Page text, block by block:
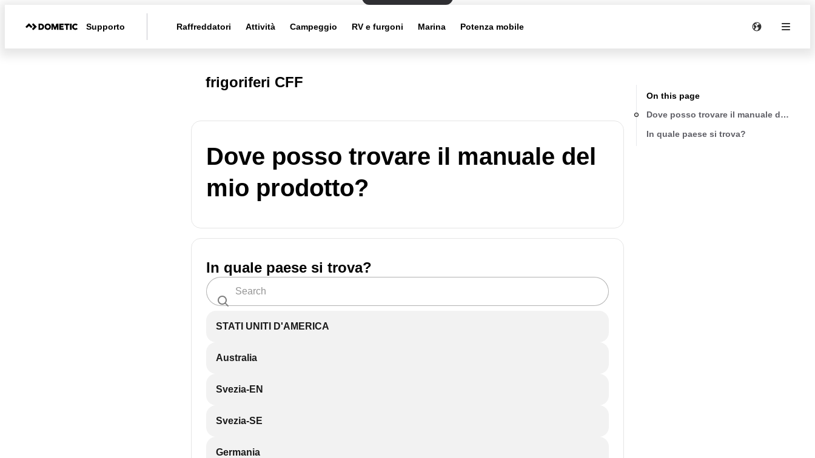
Supporto Raffreddatori Attività Campeggio RV e furgoni Marina Potenza mobile
frigoriferi CFF
Dove posso trovare il manuale del
mio prodotto?
In quale paese si trova?
STATI UNITI D'AMERICA
Australia
Svezia-EN
Svezia-SE
Germania
On this page
Dove posso trovare il manuale del mio
In quale paese si trova?